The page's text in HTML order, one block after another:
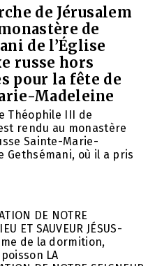
de Jérusalem
de
de l’Église
russe hors
pour la fête de
Madeleine
Théophile III de
rendu au monastère
Sainte-Marie-
Gethsémani, où il a pris
DE NOTRE
ET SAUVEUR JÉSUS-
de la dormition,
LA